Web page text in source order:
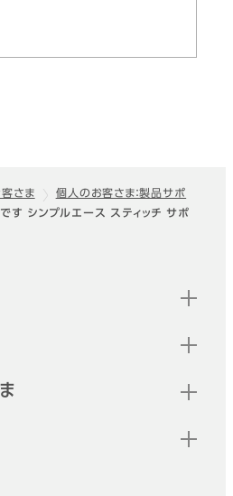
さま
個人のお客さま：製品サポ
す シンプルエース スティッチ サポ